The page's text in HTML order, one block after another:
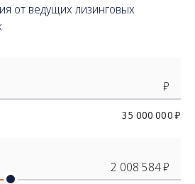
от ведущих лизинговых
₽
35 000 000 ₽
2 008 584 ₽